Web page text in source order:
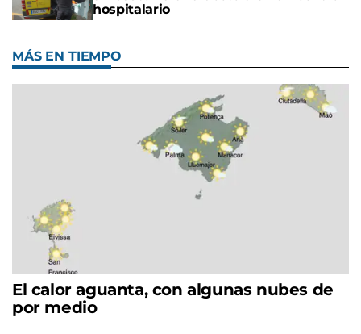
hospitalario
MÁS EN TIEMPO
El calor aguanta, con algunas nubes de
por medio